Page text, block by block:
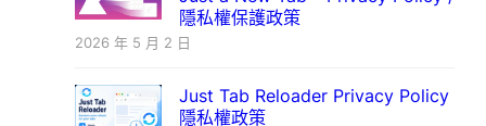
隱私權保護政策
2026 年 5 月 2 日
Just Tab Reloader Privacy Policy
隱私權政策